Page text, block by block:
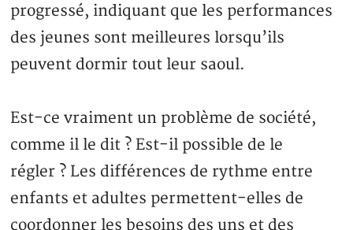
progressé, indiquant que les performances
des jeunes sont meilleures lorsqu’ils
peuvent dormir tout leur saoul.
Est-ce vraiment un problème de société,
comme il le dit ? Est-il possible de le
régler ? Les différences de rythme entre
enfants et adultes permettent-elles de
coordonner les besoins des uns et des